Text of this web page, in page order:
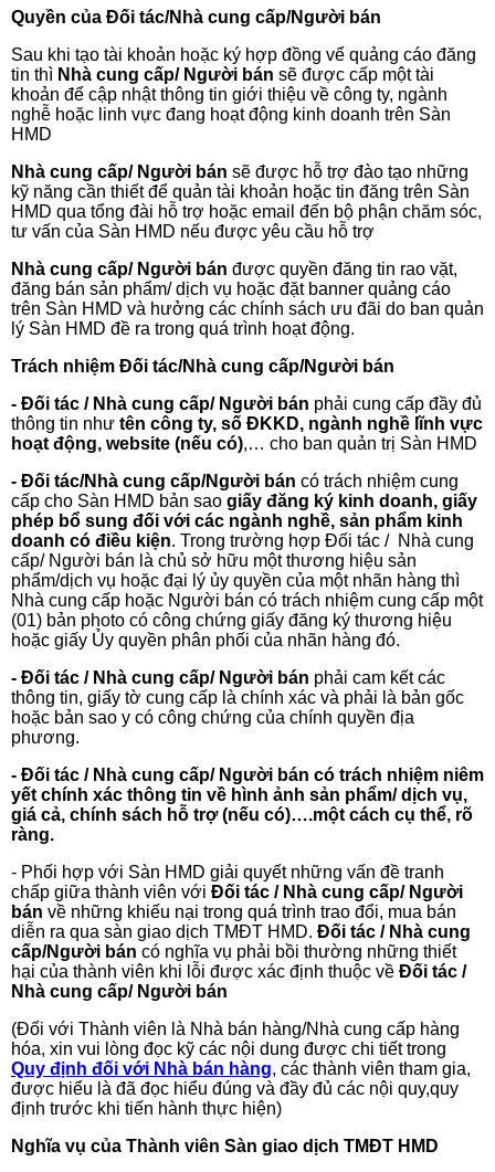
Quyền của Đối tác/Nhà cung cấp/Người bán
Sau khi tạo tài khoản hoặc ký hợp đồng vể quảng cáo đăng
tin thì Nhà cung cấp/ Người bán sẽ được cấp một tài
khoản để cập nhật thông tin giới thiệu về công ty, ngành
nghễ hoặc linh vực đang hoạt động kinh doanh trên Sàn
HMD
Nhà cung cấp/ Người bán sẽ được hỗ trợ đào tạo những
kỹ năng cần thiết để quản tài khoản hoặc tin đăng trên Sàn
HMD qua tổng đài hỗ trợ hoặc email đến bộ phận chăm sóc,
tư vấn của Sàn HMD nếu được yêu cầu hỗ trợ
Nhà cung cấp/ Người bán được quyền đăng tin rao vặt,
đăng bán sản phẩm/ dịch vụ hoặc đặt banner quảng cáo
trên Sàn HMD và hưởng các chính sách ưu đãi do ban quản
lý Sàn HMD đề ra trong quá trình hoạt động.
Trách nhiệm Đối tác/Nhà cung cấp/Người bán
- Đối tác / Nhà cung cấp/ Người bán phải cung cấp đầy đủ
thông tin như tên công ty, số ĐKKD, ngành nghề lĩnh vực
hoạt động, website (nếu có),… cho ban quản trị Sàn HMD
- Đối tác/Nhà cung cấp/Người bán có trách nhiệm cung
cấp cho Sàn HMD bản sao giấy đăng ký kinh doanh, giấy
phép bổ sung đối với các ngành nghề, sản phẩm kinh
doanh có điều kiện. Trong trường hợp Đối tác / Nhà cung
cấp/ Người bán là chủ sở hữu một thương hiệu sản
phẩm/dịch vụ hoặc đại lý ủy quyền của một nhãn hàng thì
Nhà cung cấp hoặc Người bán có trách nhiệm cung cấp một
(01) bản photo có công chứng giấy đăng ký thương hiệu
hoặc giấy Ủy quyền phân phối của nhãn hàng đó.
- Đối tác / Nhà cung cấp/ Người bán phải cam kết các
thông tin, giấy tờ cung cấp là chính xác và phải là bản gốc
hoặc bản sao y có công chứng của chính quyền địa
phương.
- Đối tác / Nhà cung cấp/ Người bán có trách nhiệm niêm
yết chính xác thông tin về hình ảnh sản phẩm/ dịch vụ,
giá cả, chính sách hỗ trợ (nếu có)….một cách cụ thể, rõ
ràng.
- Phối hợp với Sàn HMD giải quyết những vấn đề tranh
chấp giữa thành viên với Đối tác / Nhà cung cấp/ Người
bán về những khiếu nại trong quá trình trao đổi, mua bán
diễn ra qua sàn giao dịch TMĐT HMD. Đối tác / Nhà cung
cấp/Người bán có nghĩa vụ phải bồi thường những thiết
hại của thành viên khi lỗi được xác định thuộc về Đối tác /
Nhà cung cấp/ Người bán
(Đối với Thành viên là Nhà bán hàng/Nhà cung cấp hàng
hóa, xin vui lòng đọc kỹ các nội dung được chi tiết trong
Quy định đối với Nhà bán hàng, các thành viên tham gia,
được hiểu là đã đọc hiểu đúng và đầy đủ các nội quy,quy
định trước khi tiến hành thực hiện)
Nghĩa vụ của Thành viên Sàn giao dịch TMĐT HMD